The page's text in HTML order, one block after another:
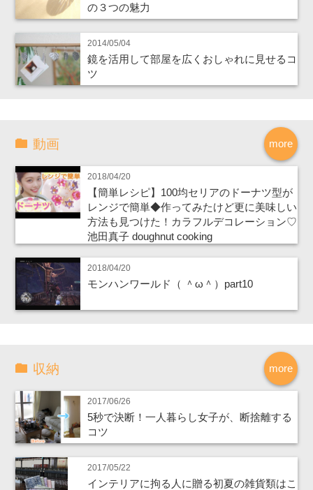
の３つの魅力
2014/05/04
鏡を活用して部屋を広くおしゃれに見せるコ
ツ
more
動画
2018/04/20
【簡単レシピ】100均セリアのドーナツ型が
レンジで簡単◆作ってみたけど更に美味しい
方法も見つけた！カラフルデコレーション♡
池田真子 doughnut cooking
2018/04/20
モンハンワールド（ ＾ω＾）part10
more
収納
2017/06/26
5秒で決断！一人暮らし女子が、断捨離する
コツ
2017/05/22
インテリアに拘る人に贈る初夏の雑貨類はこ